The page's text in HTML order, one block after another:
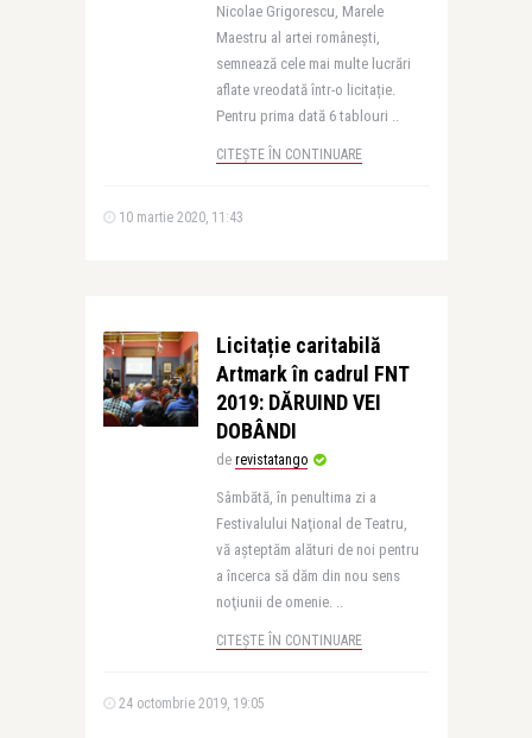
Nicolae Grigorescu, Marele
Maestru al artei românești,
semnează cele mai multe lucrări
aflate vreodată într-o licitație.
Pentru prima dată 6 tablouri ..
CITEȘTE ÎN CONTINUARE
10 martie 2020, 11:43
Licitație caritabilă
Artmark în cadrul FNT
2019: DĂRUIND VEI
DOBÂNDI
de revistatango
Sâmbătă, în penultima zi a
Festivalului Naţional de Teatru,
vă aşteptăm alături de noi pentru
a încerca să dăm din nou sens
noţiunii de omenie. ..
CITEȘTE ÎN CONTINUARE
24 octombrie 2019, 19:05